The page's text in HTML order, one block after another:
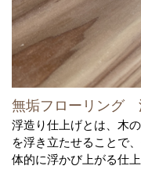
無垢フローリング
浮造り仕上げとは、木
を浮き立たせることで
体的に浮かび上がる仕上